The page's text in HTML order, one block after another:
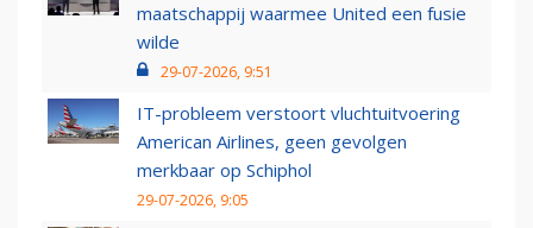
maatschappij waarmee United een fusie
wilde
29-07-2026, 9:51
IT-probleem verstoort vluchtuitvoering
American Airlines, geen gevolgen
merkbaar op Schiphol
29-07-2026, 9:05